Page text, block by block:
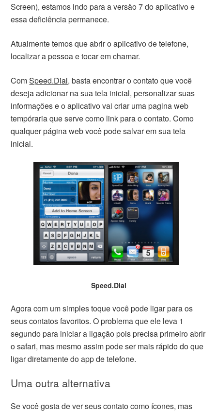
Screen), estamos indo para a versão 7 do aplicativo e
essa deficiência permanece.
Atualmente temos que abrir o aplicativo de telefone,
localizar a pessoa e tocar em chamar.
ComSpeed.Dial, basta encontrar o contato que você
deseja adicionar na sua tela inicial, personalizar suas
informações e o aplicativo vai criar uma pagina web
tempóraria que serve como link para o contato. Como
qualquer página web você pode salvar em sua tela
inicial.
Speed.Dial
Agora com um simples toque você pode ligar para os
seus contatos favoritos. O problema que ele leva 1
segundo para iniciar a ligação pois precisa primeiro abrir
o safari, mas mesmo assim pode ser mais rápido do que
ligar diretamente do app de telefone.
Uma outra alternativa
Se você gosta de ver seus contato como ícones, mas